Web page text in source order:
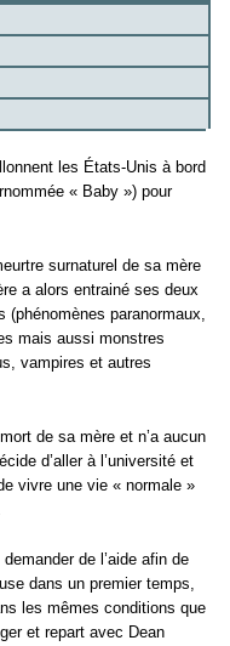
les États-Unis à bord
« Baby ») pour
surnaturel de sa mère
a alors entrainé ses deux
paranormaux,
mais aussi monstres
vampires et autres
de sa mère et n’a aucun
d’aller à l’université et
vivre une vie « normale »
de l’aide afin de
dans un premier temps,
les mêmes conditions que
et repart avec Dean